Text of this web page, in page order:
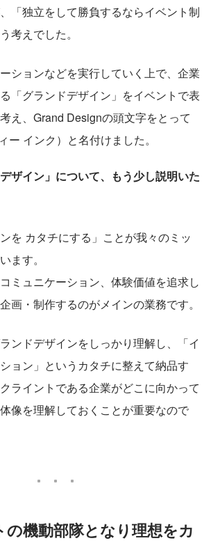
「独立をして勝負するならイベント制
考えでした。
ションなどを実行していく上で、企業
「グランドデザイン」をイベントで表
え、Grand Designの頭文字をとって
ー インク）と名付けました。
ザイン」について、もう少し説明いた
を カタチにする」ことが我々のミッ
ます。
ミュニケーション、体験価値を追求し
画・制作するのがメインの業務です。
ンドデザインをしっかり理解し、「イ
ョン」というカタチに整えて納品す
ライントである企業がどこに向かって
像を理解しておくことが重要なので
機動部隊となり理想をカ